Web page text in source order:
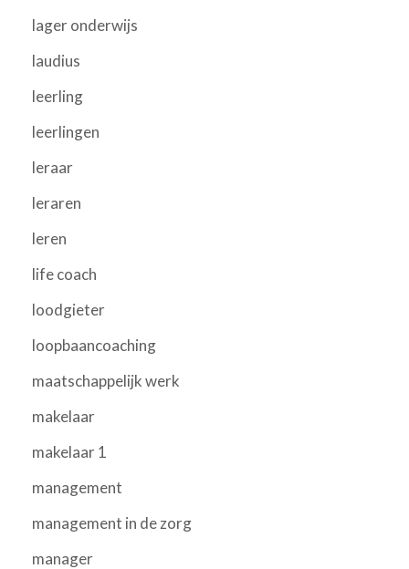
lager onderwijs
laudius
leerling
leerlingen
leraar
leraren
leren
life coach
loodgieter
loopbaancoaching
maatschappelijk werk
makelaar
makelaar 1
management
management in de zorg
manager